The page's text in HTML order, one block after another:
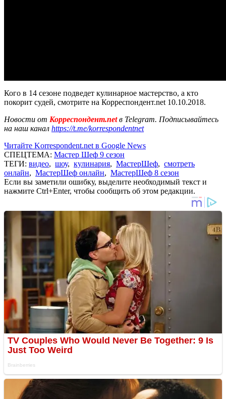
Кого в 14 сезоне подведет кулинарное мастерство, а кто
покорит судей, смотрите на Корреспондент.net 10.10.2018.
Новости от Корреспондент.netв Telegram. Подписывайтесь
на наш канал https://t.me/korrespondentnet
Читайте Korrespondent.net в Google News
СПЕЦТЕМА: Мастер Шеф 9 сезон
ТЕГИ: видео, шоу, кулинария, МастерШеф, смотреть
онлайн, МастерШеф онлайн, МастерШеф 8 сезон
Если вы заметили ошибку, выделите необходимый текст и
нажмите Ctrl+Enter, чтобы сообщить об этом редакции.